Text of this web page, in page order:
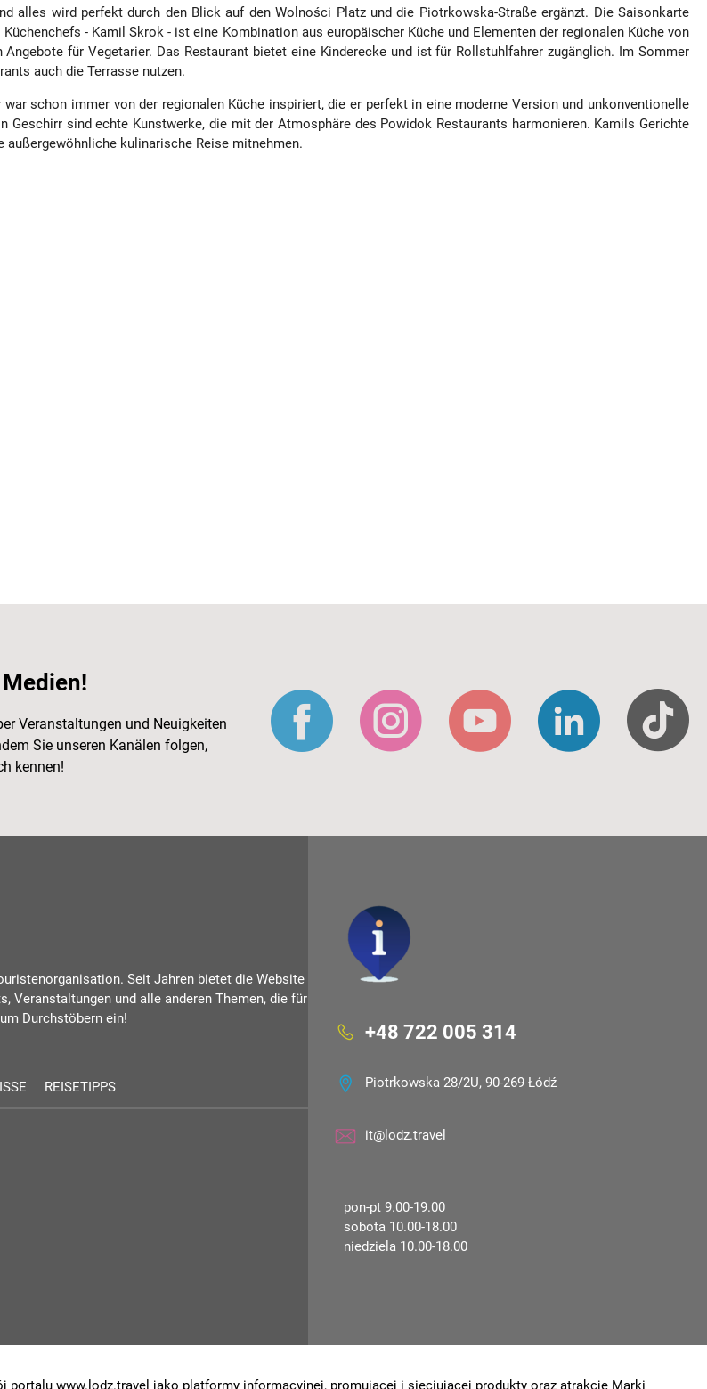
alles wird perfekt durch den Blick auf den Wolności Platz und die Piotrkowska-Straße ergänzt. Die Saisonkarte
- Kamil Skrok - ist eine Kombination aus europäischer Küche und Elementen der regionalen Küche von
Angebote für Vegetarier. Das Restaurant bietet eine Kinderecke und ist für Rollstuhlfahrer zugänglich. Im Sommer
auch die Terrasse nutzen.
war schon immer von der regionalen Küche inspiriert, die er perfekt in eine moderne Version und unkonventionelle
Geschirr sind echte Kunstwerke, die mit der Atmosphäre des Powidok Restaurants harmonieren. Kamils ​​Gerichte
außergewöhnliche kulinarische Reise mitnehmen.
Veranstaltungen und Neuigkeiten
Sie unseren Kanälen folgen,
kennen!
Seit Jahren bietet die Website
und alle anderen Themen, die für
Durchstöbern ein!
REISETIPPS
+48 722 005 314
Piotrkowska 28/2U, 90-269 Łódź
it@lodz.travel
pon-pt 9.00-19.00
sobota 10.00-18.00
niedziela 10.00-18.00
portalu www.lodz.travel jako platformy informacyjnej, promującej i sieciującej produkty oraz atrakcje Marki